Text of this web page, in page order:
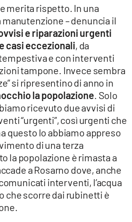
merita rispetto. In una
– denuncia il
e riparazioni urgenti
casi eccezionali, da
e con interventi
tampone. Invece sembra
si ripresentino di anno in
la popolazione . Solo
ricevuto due avvisi di
“urgenti”, così urgenti che
questo lo abbiamo appreso
di una terza
la popolazione è rimasta a
a Rosarno dove, anche
interventi, l’acqua
che scorre dai rubinetti è